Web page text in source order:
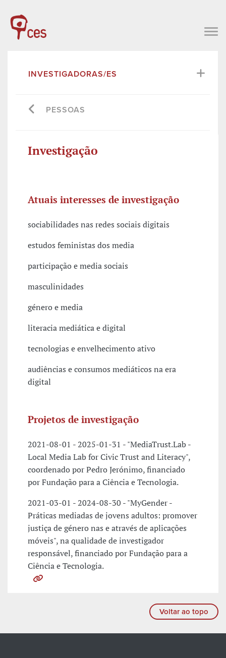
INVESTIGADORAS/ES
PESSOAS
Investigação
Atuais interesses de investigação
sociabilidades nas redes sociais digitais
estudos feministas dos media
participação e media sociais
masculinidades
género e media
literacia mediática e digital
tecnologias e envelhecimento ativo
audiências e consumos mediáticos na era
digital
Projetos de investigação
2021-08-01 - 2025-01-31 - "MediaTrust.Lab -
Local Media Lab for Civic Trust and Literacy",
coordenado por Pedro Jerónimo, financiado
por Fundação para a Ciência e Tecnologia.
2021-03-01 - 2024-08-30 - "MyGender -
Práticas mediadas de jovens adultos: promover
justiça de género nas e através de aplicações
móveis", na qualidade de investigador
responsável, financiado por Fundação para a
Ciência e Tecnologia.
Voltar ao topo